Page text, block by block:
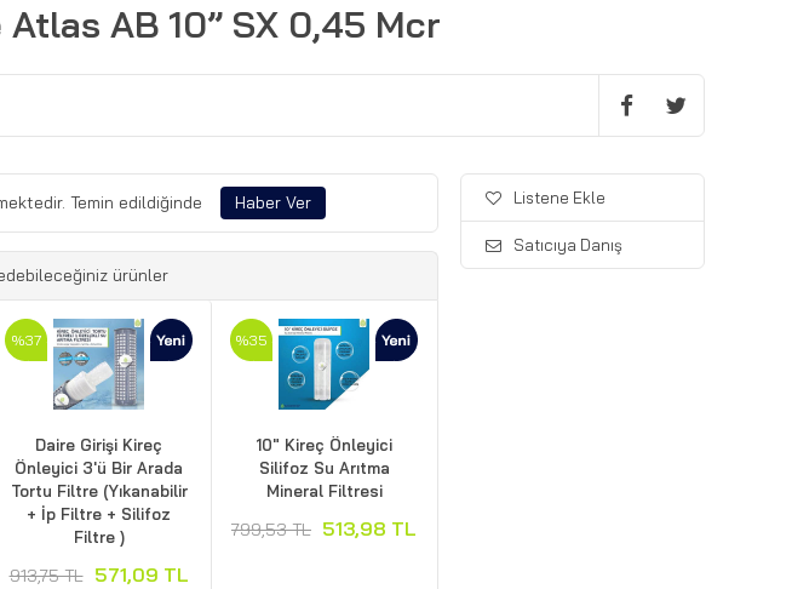
AB 10” SX 0,45 Mcr
Temin edildiğinde
ürünler
Daire Girişi Kireç
Önleyici 3'ü Bir Arada
Tortu Filtre (Yıkanabilir
+ İp Filtre + Silifoz
Filtre )
913,75 TL 571,09 TL
%37
10" Kireç Önleyici
Silifoz Su Arıtma
Mineral Filtresi
799,53 TL 513,98 TL
%35
Listene Ekle
Satıcıya Danış